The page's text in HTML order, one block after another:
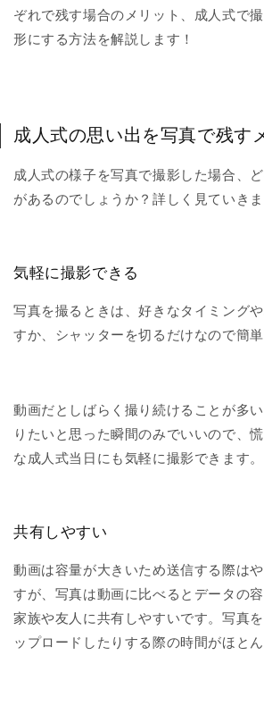
ぞれで残す場合のメリット、成人式で
形にする方法を解説します！
成人式の思い出を写真で残す
成人式の様子を写真で撮影した場合、
があるのでしょうか？詳しく見ていきま
気軽に撮影できる
写真を撮るときは、好きなタイミング
すか、シャッターを切るだけなので簡単
動画だとしばらく撮り続けることが多
りたいと思った瞬間のみでいいので、
な成人式当日にも気軽に撮影できます。
共有しやすい
動画は容量が大きいため送信する際は
すが、写真は動画に比べるとデータの容
家族や友人に共有しやすいです。写真
ップロードしたりする際の時間がほとん